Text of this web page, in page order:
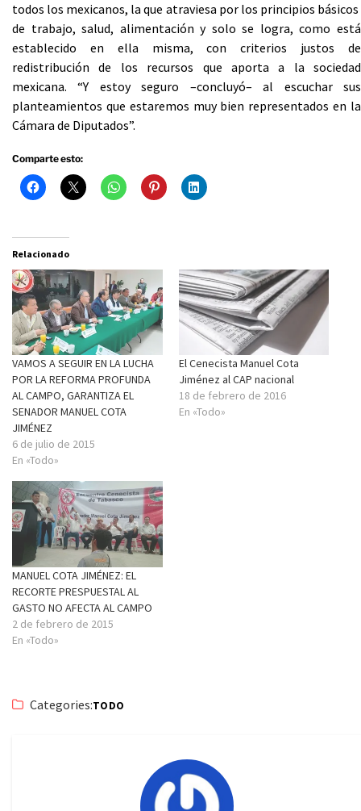
todos los mexicanos, la que atraviesa por los principios básicos
de trabajo, salud, alimentación y solo se logra, como está
establecido en ella misma, con criterios justos de
redistribución de los recursos que aporta a la sociedad
mexicana. “Y estoy seguro –concluyó– al escuchar sus
planteamientos que estaremos muy bien representados en la
Cámara de Diputados”.
Comparte esto:
Relacionado
VAMOS A SEGUIR EN LA LUCHA
POR LA REFORMA PROFUNDA
AL CAMPO, GARANTIZA EL
SENADOR MANUEL COTA
JIMÉNEZ
6 de julio de 2015
En «Todo»
El Cenecista Manuel Cota
Jiménez al CAP nacional
18 de febrero de 2016
En «Todo»
MANUEL COTA JIMÉNEZ: EL
RECORTE PRESPUESTAL AL
GASTO NO AFECTA AL CAMPO
2 de febrero de 2015
En «Todo»
Categories:TODO